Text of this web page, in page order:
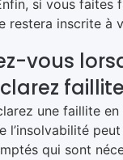
si vous faites
restera inscrite à
vous
une faillite en
l’insolvabilité
qui sont